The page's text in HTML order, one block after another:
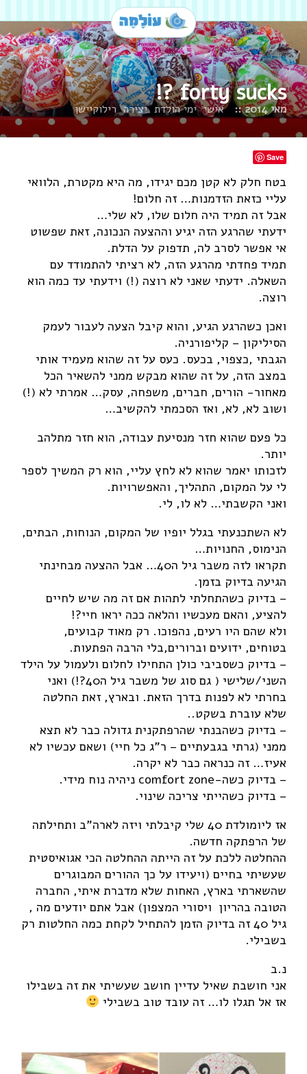
forty sucks ?!
מאי 2014 :: אישי ימי הולדת יצירה רילוקיישן
Save
בטח חלק לא קטן מכם יגידו, מה היא מקטרת, הלוואי
עליי כזאת הזדמנות… זה חלום!
אבל זה תמיד היה חלום שלו, לא שלי…
ידעתי שהרגע הזה יגיע וההצעה הנכונה, זאת שפשוט
אי אפשר לסרב לה, תדפוק על הדלת.
תמיד פחדתי מהרגע הזה, לא רציתי להתמודד עם
השאלה. ידעתי שאני לא רוצה (!) וידעתי עד כמה הוא
רוצה.
ואכן כשהרגע הגיע, והוא קיבל הצעה לעבור לעמק
הסיליקון – קליפורניה.
הגבתי ,כצפוי, בכעס. כעס על זה שהוא מעמיד אותי
במצב הזה, על זה שהוא מבקש ממני להשאיר הכל
מאחור- הורים, חברים, משפחה, עסק… אמרתי לא (!)
ושוב לא, לא, ואז הסכמתי להקשיב…
כל פעם שהוא חזר מנסיעת עבודה, הוא חזר מתלהב
יותר.
לזכותו יאמר שהוא לא לחץ עליי, הוא רק המשיך לספר
לי על המקום, התהליך, והאפשרויות.
ואני הקשבתי… לא לו, לי.
לא השתכנעתי בגלל יופיו של המקום, הנוחות, הבתים,
הנימוס, החנויות…
תקראו לזה משבר גיל ה40… אבל ההצעה מבחינתי
הגיעה בדיוק בזמן.
– בדיוק כשהתחלתי לתהות אם זה מה שיש לחיים
להציע, והאם מעכשיו והלאה ככה יראו חיי?!
ולא שהם היו רעים, נהפוכו. רק מאוד קבועים,
בטוחים, ידועים וברורים,בלי הרבה הפתעות.
– בדיוק כשסביבי כולן התחילו לחלום ולעמול על הילד
השני/שלישי ( גם סוג של משבר גיל ה40?!) ואני
בחרתי לא לפנות בדרך הזאת. ובארץ, זאת החלטה
שלא עוברת בשקט..
– בדיוק כשהבנתי שהרפתקנית גדולה כבר לא תצא
ממני (גרתי בגבעתיים – ר"ג כל חיי) ושאם עכשיו לא
אעיז… זה כנראה כבר לא יקרה.
– בדיוק כשה-comfort zone ניהיה נוח מידי.
– בדיוק כשהייתי צריכה שינוי.
אז ליומולדת 40 שלי קיבלתי ויזה לארה"ב ותחילתה
של הרפתקה חדשה.
ההחלטה ללכת על זה הייתה ההחלטה הכי אגואיסטית
שעשיתי בחיים (ויעידו על כך ההורים המבוגרים
שהשארתי בארץ, האחות שלא מדברת איתי, החברה
הטובה בהריון ויסורי המצפון) אבל אתם יודעים מה ,
גיל 40 זה בדיוק הזמן להתחיל לקחת כמה החלטות רק
בשבילי.
נ.ב
אני חושבת שאיל עדיין חושב שעשיתי את זה בשבילו
אז אל תגלו לו… זה עובד טוב בשבילי
«
»